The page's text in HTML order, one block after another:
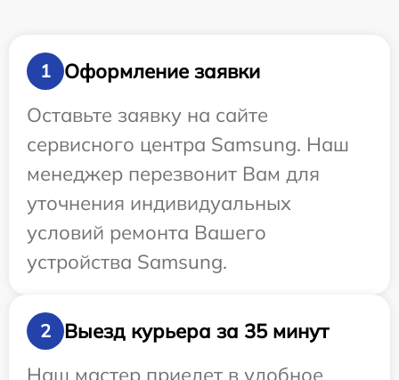
1
Оформление заявки
Оставьте заявку на сайте
сервисного центра Samsung. Наш
менеджер перезвонит Вам для
уточнения индивидуальных
условий ремонта Вашего
устройства Samsung.
2
Выезд курьера за 35 минут
Наш мастер приедет в удобное